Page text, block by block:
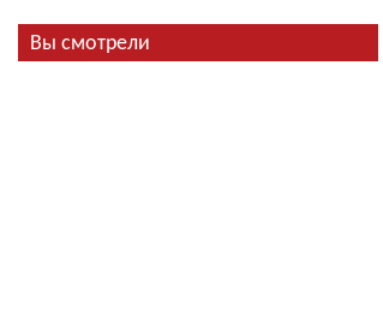
Вы смотрели